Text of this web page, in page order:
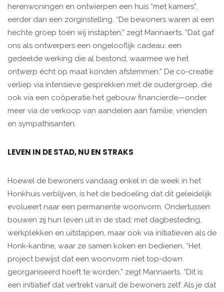
herenwoningen en ontwierpen een huis “met kamers”,
eerder dan een zorginstelling. “De bewoners waren al een
hechte groep toen wij instapten,” zegt Mannaerts. “Dat gaf
ons als ontwerpers een ongelooflijk cadeau: een
gedeelde werking die al bestond, waarmee we het
ontwerp écht op maat konden afstemmen.” De co-creatie
verliep via intensieve gesprekken met de oudergroep, die
ook via een coöperatie het gebouw financierde—onder
meer via de verkoop van aandelen aan familie, vrienden
en sympathisanten.
LEVEN IN DE STAD, NU EN STRAKS
Hoewel de bewoners vandaag enkel in de week in het
Honkhuis verblijven, is het de bedoeling dat dit geleidelijk
evolueert naar een permanente woonvorm. Ondertussen
bouwen zij hun leven uit in de stad: met dagbesteding,
werkplekken en uitstappen, maar ook via initiatieven als de
Honk-kantine, waar ze samen koken en bedienen. “Het
project bewijst dat een woonvorm niet top-down
georganiseerd hoeft te worden,” zegt Mannaerts. “Dit is
een initiatief dat vertrekt vanuit de bewoners zelf. Als je dat